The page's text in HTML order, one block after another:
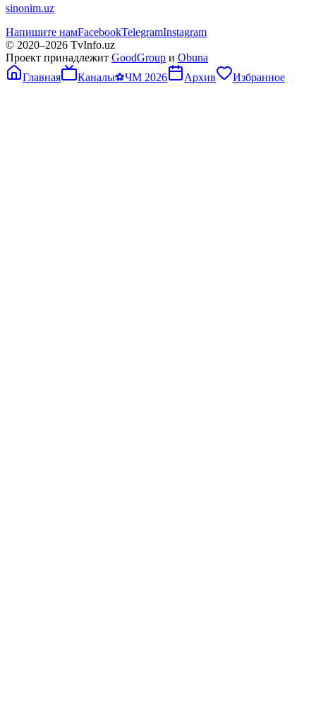
sinonim.uz
Напишите намFacebookTelegramInstagram
© 2020–2026 TvInfo.uz
Проект принадлежит GoodGroup и Obuna
Главная
Каналы⚽ЧМ 2026 Архив Избранное